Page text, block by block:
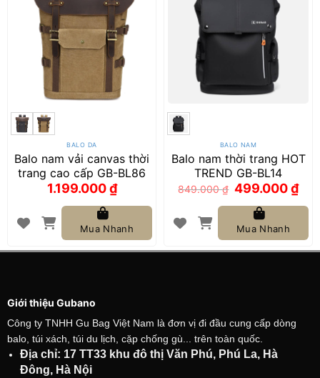
BALO DA
Balo nam vải canvas thời
trang cao cấp GB-BL86
1.199.000₫
Mua Nhanh
BALO NAM
Balo nam thời trang HOT
TREND GB-BL14
849.000₫ Giá
gốc
849.000 ₫.
499.000₫Giá
hiện
là:
Mua Nhanh
Giới thiệu Gubano
Công ty TNHH Gu Bag Việt Nam là đơn vị đi đầu cung cấp dòng
balo, túi xách, túi du lịch, cặp chống gù... trên toàn quốc.
Địa chỉ: 17 TT33 khu đô thị Văn Phú, Phú La, Hà
Đông, Hà Nội